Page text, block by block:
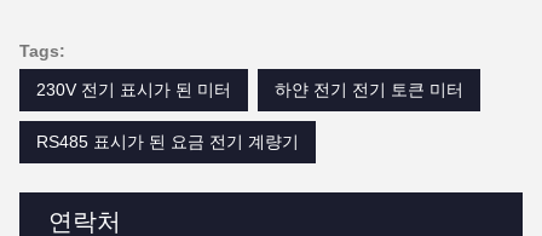
연락처
Tags:
230V 전기 표시가 된 미터
하얀 전기 전기 토큰 미터
RS485 표시가 된 요금 전기 계량기